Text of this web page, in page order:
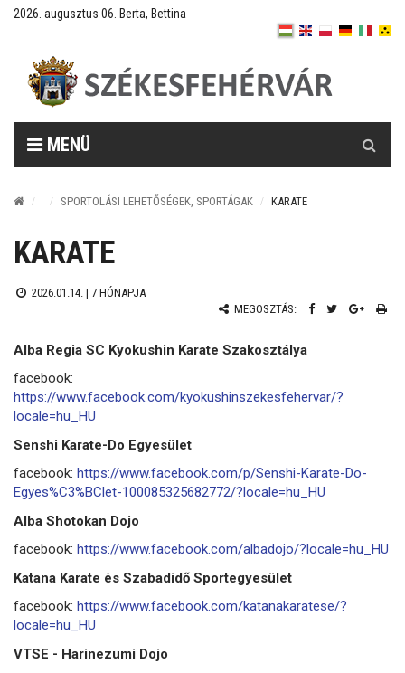
2026. augusztus 06. Berta, Bettina
MENÜ
SPORTOLÁSI LEHETŐSÉGEK, SPORTÁGAK KARATE
KARATE
2026.01.14. | 7 HÓNAPJA
MEGOSZTÁS:
Alba Regia SC Kyokushin Karate Szakosztálya
facebook:
https://www.facebook.com/kyokushinszekesfehervar/?
locale=hu_HU
Senshi Karate-Do Egyesület
facebook: https://www.facebook.com/p/Senshi-Karate-Do-
Egyes%C3%BClet-100085325682772/?locale=hu_HU
Alba Shotokan Dojo
facebook: https://www.facebook.com/albadojo/?locale=hu_HU
Katana Karate és Szabadidő Sportegyesület
facebook: https://www.facebook.com/katanakaratese/?
locale=hu_HU
VTSE - Harinezumi Dojo